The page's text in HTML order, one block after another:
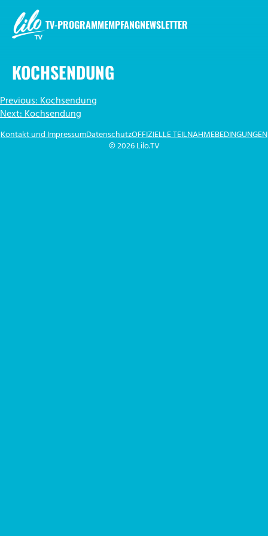
Inhalt
springen
TV-PROGRAMMEMPFANGNEWSLETTER
KOCHSENDUNG
BEITRAGSNAVIGATION
Previous:Kochsendung
Next:Kochsendung
© 2026 Lilo.TV
Kontakt und ImpressumDatenschutzOFFIZIELLE TEILNAHMEBEDINGUNGEN